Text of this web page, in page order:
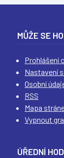
MŮŽE SE
Prohlášení
Nastavení
Osobní
RSS
Mapa
Vypnout
ÚŘEDNÍ